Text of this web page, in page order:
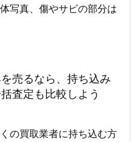
写真、傷やサビの部分は
売るなら、持ち込み
査定も比較しよう
の買取業者に持ち込む方